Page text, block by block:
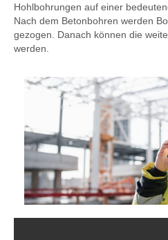
Hohlbohrungen auf einer
Nach dem Betonbohren werden
gezogen. Danach können die
werden.